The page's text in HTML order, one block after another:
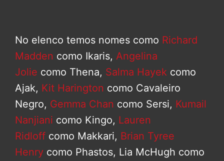
No elenco temos nomes como Richard
Madden como Ikaris, Angelina
Jolie como Thena, Salma Hayek como
Ajak, Kit Harington como Cavaleiro
Negro, Gemma Chan como Sersi, Kumail
Nanjiani como Kingo, Lauren
Ridloff como Makkari, Brian Tyree
Henry como Phastos, Lia McHugh como